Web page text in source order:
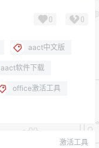
0 0
aact中文版
aact软件下载
office激活工具
激活工具